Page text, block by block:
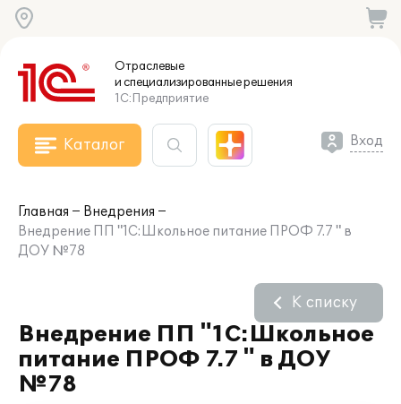
Отраслевые
и специализированныерешения
1С:Предприятие
Каталог Вход
Главная
Внедрения
Внедрение ПП "1С:Школьное питание ПРОФ 7.7 " в
ДОУ №78
Внедрение ПП "1С:Школьное
питание ПРОФ 7.7 " в ДОУ
№78
К списку